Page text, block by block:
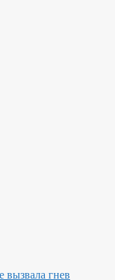
вызвала гнев